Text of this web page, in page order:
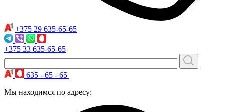
+375 29 635-65-65
+375 33 635-65-65
635 - 65 - 65
Мы находимся по адресу: